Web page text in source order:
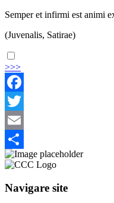
Semper et infirmi est animi
(Juvenalis, Satirae)
>>>
Facebook
Twitter
Email
Share
Navigare site